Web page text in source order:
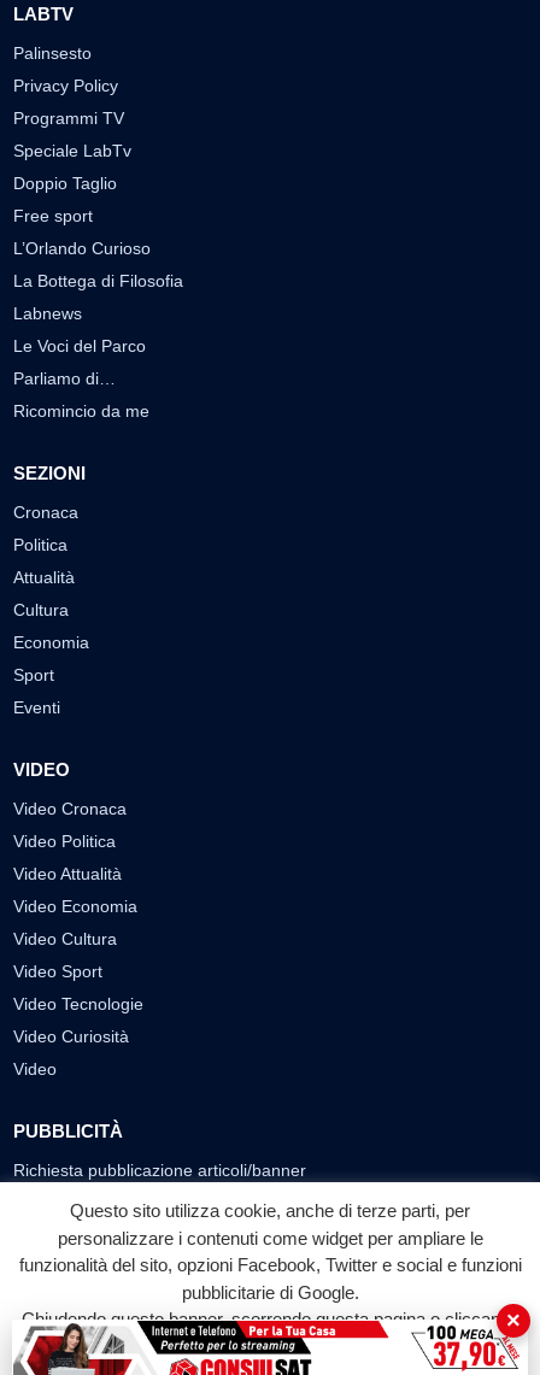
LABTV
Palinsesto
Privacy Policy
Programmi TV
Speciale LabTv
Doppio Taglio
Free sport
L’Orlando Curioso
La Bottega di Filosofia
Labnews
Le Voci del Parco
Parliamo di…
Ricomincio da me
SEZIONI
Cronaca
Politica
Attualità
Cultura
Economia
Sport
Eventi
VIDEO
Video Cronaca
Video Politica
Video Attualità
Video Economia
Video Cultura
Video Sport
Video Tecnologie
Video Curiosità
Video
PUBBLICITÀ
Richiesta pubblicazione articoli/banner
SEGUICI SUI SOCIAL
f
Facebook
◎ ▶
YouTube
Questo sito utilizza cookie, anche di terze parti, per
personalizzare i contenuti come widget per ampliare le
funzionalità del sito, opzioni Facebook, Twitter e social e funzioni
pubblicitarie di Google.
Chiudendo questo banner, scorrendo questa pagina o cliccando
su qualunque suo elemento acconsenti all'uso dei cookie.
×